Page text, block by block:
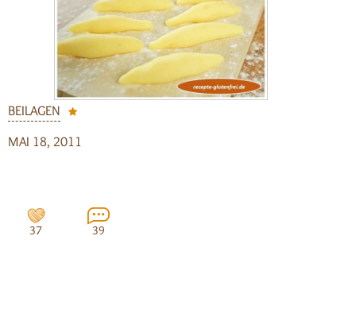
BEILAGEN
MAI 18, 2011
37 39